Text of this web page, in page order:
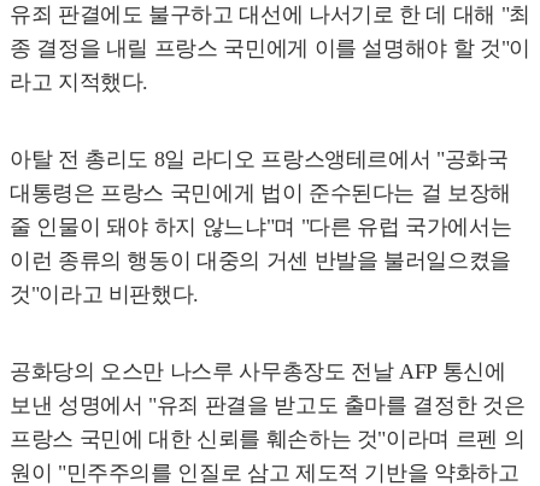
유죄 판결에도 불구하고 대선에 나서기로 한 데 대해 "최
종 결정을 내릴 프랑스 국민에게 이를 설명해야 할 것"이
라고 지적했다.
아탈 전 총리도 8일 라디오 프랑스앵테르에서 "공화국
대통령은 프랑스 국민에게 법이 준수된다는 걸 보장해
줄 인물이 돼야 하지 않느냐"며 "다른 유럽 국가에서는
이런 종류의 행동이 대중의 거센 반발을 불러일으켰을
것"이라고 비판했다.
공화당의 오스만 나스루 사무총장도 전날 AFP 통신에
보낸 성명에서 "유죄 판결을 받고도 출마를 결정한 것은
프랑스 국민에 대한 신뢰를 훼손하는 것"이라며 르펜 의
원이 "민주주의를 인질로 삼고 제도적 기반을 약화하고